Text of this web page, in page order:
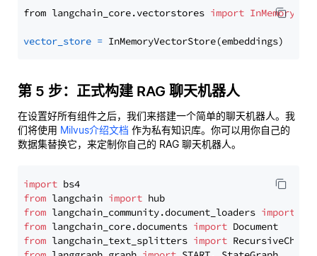
from langchain_core.vectorstores import
vector_store =
第 5 步：正式构建 RAG 聊天机器人
在设置好所有组件之后，我们来搭建一个简单的聊天机器人。我
们将使用 Milvus介绍文档 作为私有知识库。你可以用你自己的
数据集替换它，来定制你自己的 RAG 聊天机器人。
import
from langchain import
from langchain_community.document_loaders import
from langchain_core.documents import
from langchain_text_splitters import